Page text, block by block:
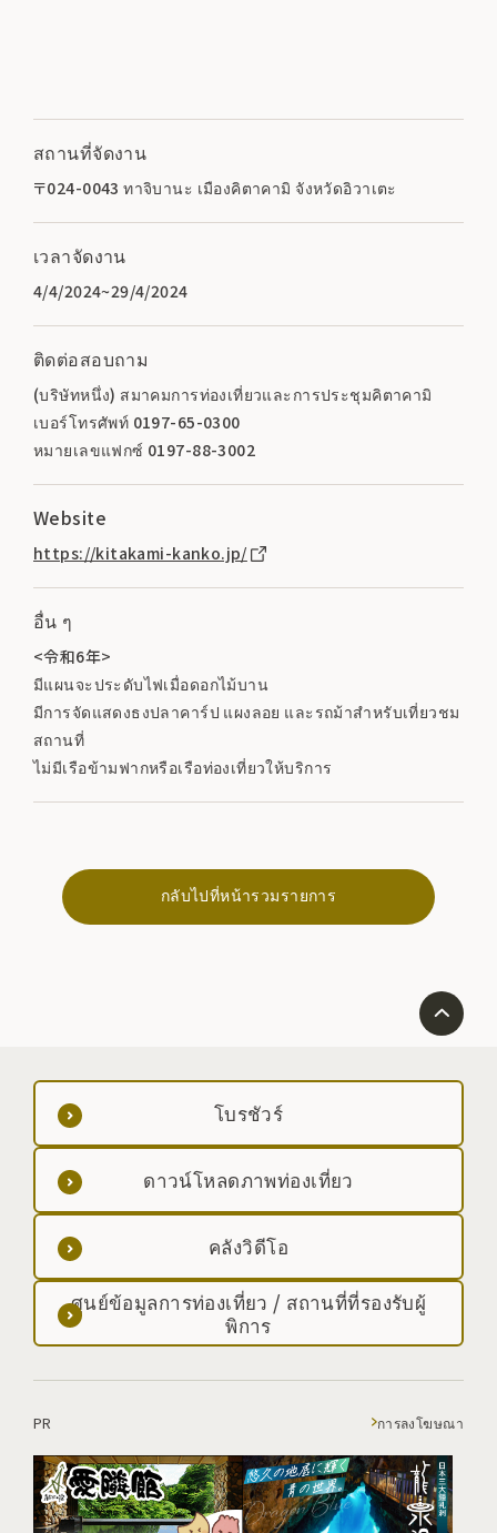
สถานที่จัดงาน
〒024-0043 ทาจิบานะ เมืองคิตาคามิ จังหวัดอิวาเตะ
เวลาจัดงาน
4/4/2024~29/4/2024
ติดต่อสอบถาม
(บริษัทหนึ่ง) สมาคมการท่องเที่ยวและการประชุมคิตาคามิ
เบอร์โทรศัพท์ 0197-65-0300
หมายเลขแฟกซ์ 0197-88-3002
Website
https://kitakami-kanko.jp/
อื่น ๆ
<令和6年>
มีแผนจะประดับไฟเมื่อดอกไม้บาน
มีการจัดแสดงธงปลาคาร์ป แผงลอย และรถม้าสำหรับเที่ยวชม
สถานที่
ไม่มีเรือข้ามฟากหรือเรือท่องเที่ยวให้บริการ
กลับไปที่หน้ารวมรายการ
โบรชัวร์
ดาวน์โหลดภาพท่องเที่ยว
คลังวิดีโอ
ศูนย์ข้อมูลการท่องเที่ยว / สถานที่ที่รองรับผู้
พิการ
PR การลงโฆษณา